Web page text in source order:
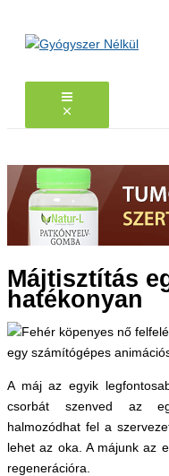
Májtisztítás
hatékonyan
A máj az egyik
csorbát szenved az
halmozódhat fel a
lehet az oka. A májunk az
regenerációra.